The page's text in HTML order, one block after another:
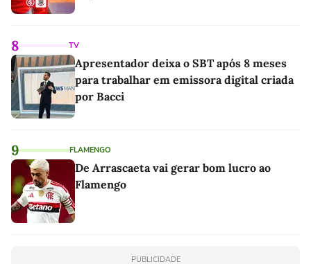
8 TV
Apresentador deixa o SBT após 8 meses
para trabalhar em emissora digital criada
por Bacci
9 FLAMENGO
De Arrascaeta vai gerar bom lucro ao
Flamengo
PUBLICIDADE